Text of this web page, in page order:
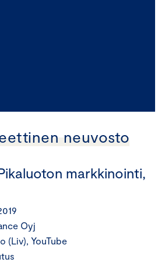
neuvosto
markkinointi,
Oyj
(Liv), YouTube